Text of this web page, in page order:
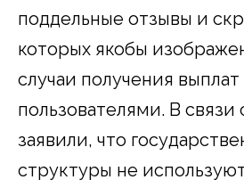
поддельные отзывы и
которых якобы
случаи получения
пользователями. В
заявили, что
структуры не